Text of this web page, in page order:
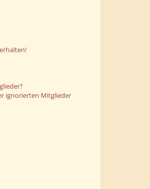
ignorierten Mitglieder